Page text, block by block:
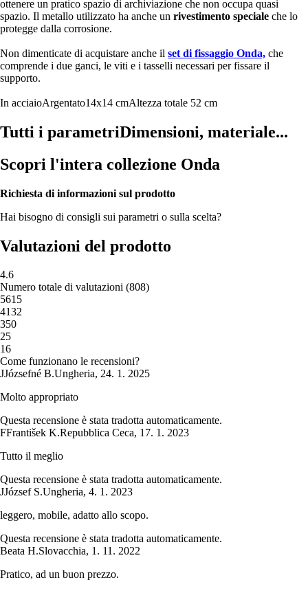
ottenere un pratico spazio di archiviazione che non occupa quasi
spazio. Il metallo utilizzato ha anche un rivestimento speciale che lo
protegge dalla corrosione.
Non dimenticate di acquistare anche il set di fissaggio Onda, che
comprende i due ganci, le viti e i tasselli necessari per fissare il
supporto.
In acciaioArgentato14x14 cmAltezza totale 52 cm
Tutti i parametriDimensioni, materiale...
Scopri l'intera collezione Onda
Richiesta di informazioni sul prodotto
Hai bisogno di consigli sui parametri o sulla scelta?
Valutazioni del prodotto
4.6
Numero totale di valutazioni (808)
5615
4132
350
25
16
Come funzionano le recensioni?
JJózsefné B.Ungheria, 24. 1. 2025
Molto appropriato
Questa recensione è stata tradotta automaticamente.
FFrantišek K.Repubblica Ceca, 17. 1. 2023
Tutto il meglio
Questa recensione è stata tradotta automaticamente.
JJózsef S.Ungheria, 4. 1. 2023
leggero, mobile, adatto allo scopo.
Questa recensione è stata tradotta automaticamente.
Beata H.Slovacchia, 1. 11. 2022
Pratico, ad un buon prezzo.